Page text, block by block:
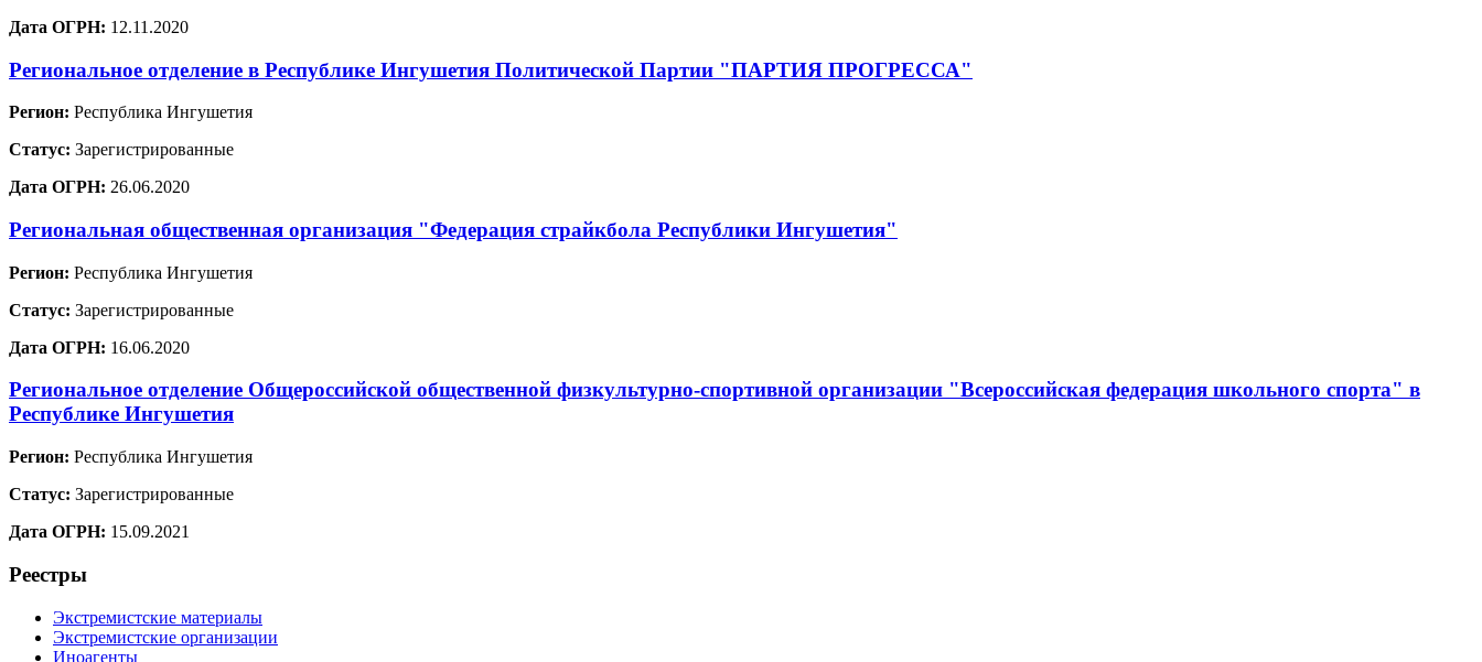
Дата ОГРН: 12.11.2020
Региональное отделение в Республике Ингушетия Политической Партии "ПАРТИЯ ПРОГРЕССА"
Регион: Республика Ингушетия
Статус: Зарегистрированные
Дата ОГРН: 26.06.2020
Региональная общественная организация "Федерация страйкбола Республики Ингушетия"
Регион: Республика Ингушетия
Статус: Зарегистрированные
Дата ОГРН: 16.06.2020
Региональное отделение Общероссийской общественной физкультурно-спортивной организации "Всероссийская федерация школьного спорта" в
Республике Ингушетия
Регион: Республика Ингушетия
Статус: Зарегистрированные
Дата ОГРН: 15.09.2021
Реестры
Экстремистские материалы
Экстремистские организации
Иноагенты